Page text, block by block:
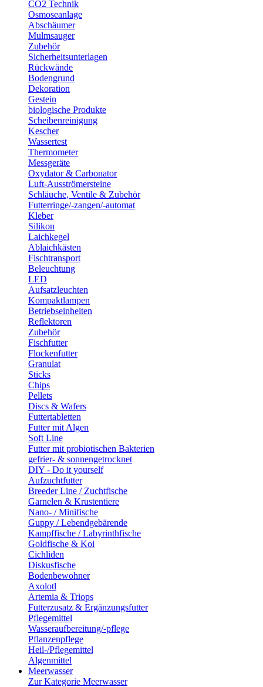
CO2 Technik
Osmoseanlage
Abschäumer
Mulmsauger
Zubehör
Sicherheitsunterlagen
Rückwände
Bodengrund
Dekoration
Gestein
biologische Produkte
Scheibenreinigung
Kescher
Wassertest
Thermometer
Messgeräte
Oxydator & Carbonator
Luft-Ausströmersteine
Schläuche, Ventile & Zubehör
Futterringe/-zangen/-automat
Kleber
Silikon
Laichkegel
Ablaichkästen
Fischtransport
Beleuchtung
LED
Aufsatzleuchten
Kompaktlampen
Betriebseinheiten
Reflektoren
Zubehör
Fischfutter
Flockenfutter
Granulat
Sticks
Chips
Pellets
Discs & Wafers
Futtertabletten
Futter mit Algen
Soft Line
Futter mit probiotischen Bakterien
gefrier- & sonnengetrocknet
DIY - Do it yourself
Aufzuchtfutter
Breeder Line / Zuchtfische
Garnelen & Krustentiere
Nano- / Minifische
Guppy / Lebendgebärende
Kampffische / Labyrinthfische
Goldfische & Koi
Cichliden
Diskusfische
Bodenbewohner
Axolotl
Artemia & Triops
Futterzusatz & Ergänzungsfutter
Pflegemittel
Wasseraufbereitung/-pflege
Pflanzenpflege
Heil-/Pflegemittel
Algenmittel
Meerwasser
Zur Kategorie Meerwasser